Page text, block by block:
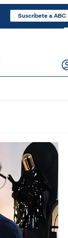
Suscríbete a ABC